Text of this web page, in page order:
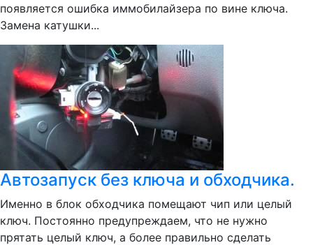
появляется ошибка иммобилайзера по вине ключа.
Замена катушки...
Автозапуск без ключа и обходчика.
Именно в блок обходчика помещают чип или целый
ключ. Постоянно предупреждаем, что не нужно
прятать целый ключ, а более правильно сделать